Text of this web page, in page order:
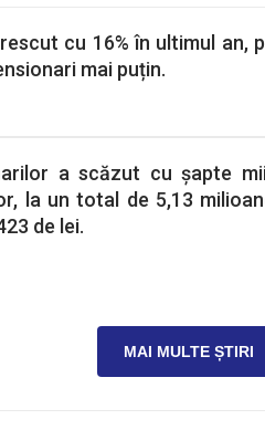
cu 16% în ultimul an,
mai puțin.
a scăzut cu șapte
la un total de 5,13
de lei.
MAI MULTE ȘTIRI